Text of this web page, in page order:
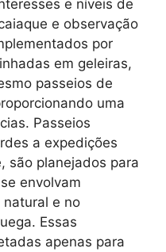
e níveis de
e observação
por
em geleiras,
passeios de
uma
Passeios
a expedições
são planejados para
envolvam
e no
Essas
apenas para